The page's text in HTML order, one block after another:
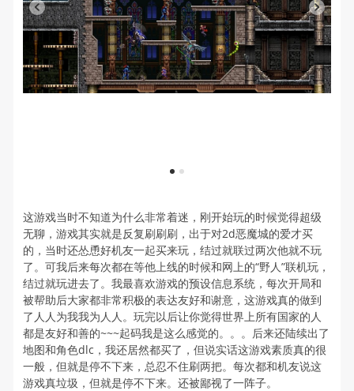
1 2
这游戏当时不知道为什么非常着迷，刚开始玩的时候觉得超级
无聊，游戏其实就是反复刷刷刷，出于对2d恶魔城的爱才买
的，当时还怂恿好机友一起买来玩，结过就联过两次他就不玩
了。可我后来每次都在等他上线的时候和网上的“野人”联机玩，
结过就玩进去了。我最喜欢游戏的预设信息系统，每次开局和
被帮助后大家都非常积极的表达友好和谢意，这游戏真的做到
了人人为我我为人人。玩完以后让你觉得世界上所有国家的人
都是友好和善的~~~起码我是这么感觉的。。。后来还陆续出了
地图和角色dlc，我还居然都买了，但说实话这游戏素质真的很
一般，但就是停不下来，总忍不住刷两把。每次都和机友说这
游戏真垃圾，但就是停不下来。还被鄙视了一阵子。